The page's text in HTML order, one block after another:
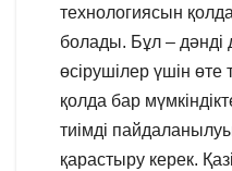
технологиясын
болады. Бұл – дәнді
өсірушілер үшін өте
қолда бар
тиімді
қарастыру керек.